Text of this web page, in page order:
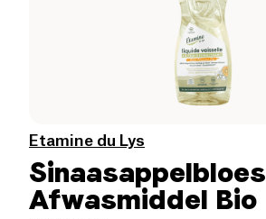
Etamine du Lys
Afwasmiddel Bio